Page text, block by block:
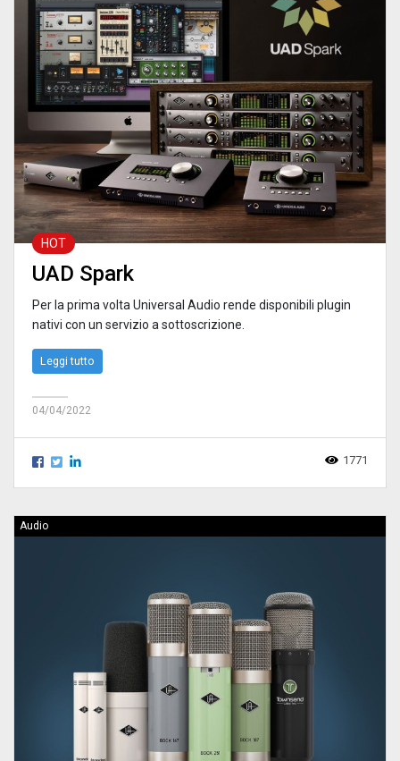
HOT
UAD Spark
Per la prima volta Universal Audio rende disponibili plugin
nativi con un servizio a sottoscrizione.
Leggi tutto
04/04/2022
1771
Audio